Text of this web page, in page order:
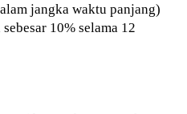
jangka waktu panjang)
10% selama 12